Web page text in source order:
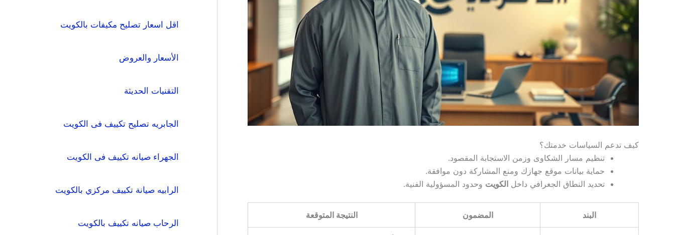
كيف تدعم السياسات خدمتك؟
تنظيم مسار الشكاوى وزمن الاستجابة المقصود.
حماية بيانات موقع جهازك ومنع المشاركة دون موافقة.
تحديد النطاق الجغرافي داخل الكويت وحدود المسؤولية الفنية.
البند المضمون النتيجة المتوقعة
اقل اسعار تصليح مكيفات بالكويت
الأسعار والعروض
التقنيات الحديثة
الجابريه تصليح تكييف فى الكويت
الجهراء صيانه تكييف فى الكويت
الرابيه صيانة تكييف مركزي بالكويت
الرحاب صيانه تكييف بالكويت